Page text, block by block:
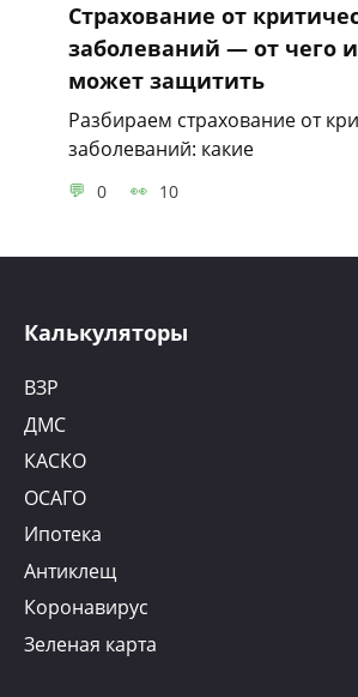
Страхование от
заболеваний — от чего
может защитить
Разбираем страхование от
заболеваний: какие
0 10
Калькуляторы
ВЗР
ДМС
КАСКО
ОСАГО
Ипотека
Антиклещ
Коронавирус
Зеленая карта